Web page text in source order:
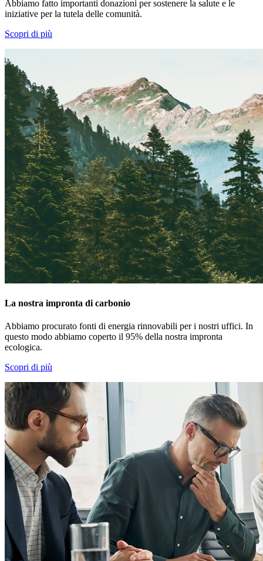
Abbiamo fatto importanti donazioni per sostenere la salute e le
iniziative per la tutela delle comunità.
Scopri di più
La nostra impronta di carbonio
Abbiamo procurato fonti di energia rinnovabili per i nostri uffici. In
questo modo abbiamo coperto il 95% della nostra impronta
ecologica.
Scopri di più